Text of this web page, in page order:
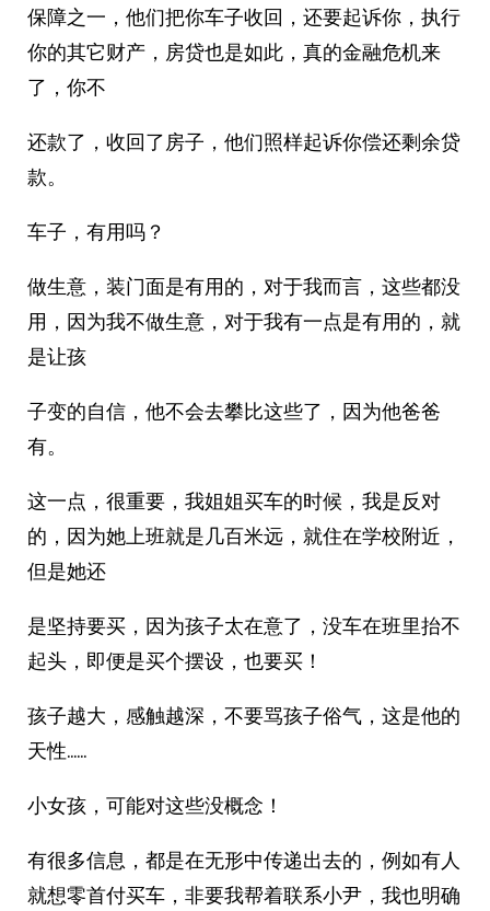
保障之一，他们把你车子收回，还要起诉你，执行
你的其它财产，房贷也是如此，真的金融危机来
了，你不
还款了，收回了房子，他们照样起诉你偿还剩余贷
款。
车子，有用吗？
做生意，装门面是有用的，对于我而言，这些都没
用，因为我不做生意，对于我有一点是有用的，就
是让孩
子变的自信，他不会去攀比这些了，因为他爸爸
有。
这一点，很重要，我姐姐买车的时候，我是反对
的，因为她上班就是几百米远，就住在学校附近，
但是她还
是坚持要买，因为孩子太在意了，没车在班里抬不
起头，即便是买个摆设，也要买！
孩子越大，感触越深，不要骂孩子俗气，这是他的
天性……
小女孩，可能对这些没概念！
有很多信息，都是在无形中传递出去的，例如有人
就想零首付买车，非要我帮着联系小尹，我也明确